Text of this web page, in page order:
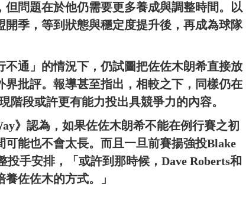
問題在於他仍需要更多養成與調整時間。以
季，等到狀態與穩定度提升後，再成為球隊
通」的情況下，仍試圖把佐佐木朗希直接放
批評。報導甚至指出，相較之下，同樣仍在
段或許更有能力投出具競爭力的內容。
》認為，如果佐佐木朗希不能在例行賽之初
能也不會太長。而且一旦前賽揚強投Blake
手安排，「或許到那時候，Dave Roberts和
佐佐木的方式。」